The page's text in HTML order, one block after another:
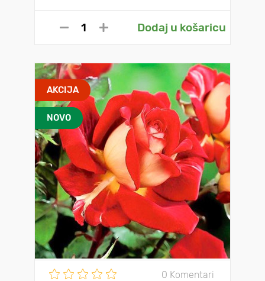
Dodaj u košaricu
AKCIJA
NOVO
0 Komentari